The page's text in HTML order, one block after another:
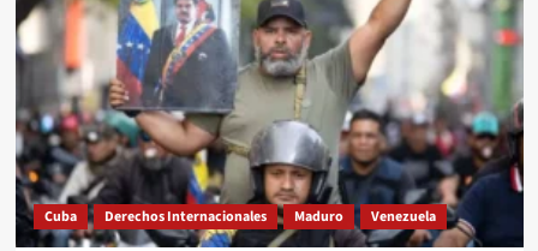
Cuba Derechos Internacionales Maduro Venezuela